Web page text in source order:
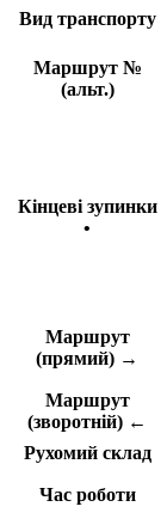
Вид транспорту
Маршрут №
(альт.)
Кінцеві зупинки
•
Маршрут
(прямий) →
Маршрут
(зворотній) ←
Рухомий склад
Час роботи